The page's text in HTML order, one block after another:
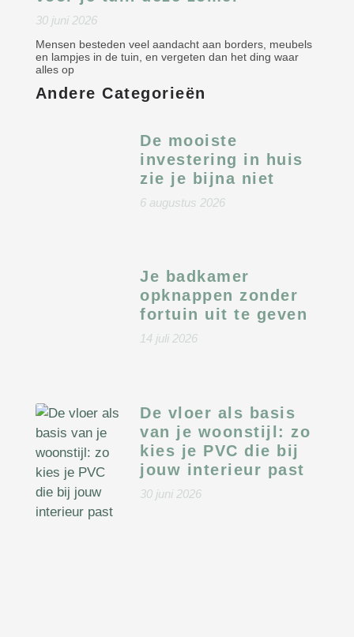
30 juni 2026
Mensen besteden veel aandacht aan borders, meubels
en lampjes in de tuin, en vergeten dan het ding waar
alles op
Andere Categorieën
De mooiste
investering in huis
zie je bijna niet
6 augustus 2026
Je badkamer
opknappen zonder
fortuin uit te geven
14 juli 2026
De vloer als basis
van je woonstijl: zo
kies je PVC die bij
jouw interieur past
30 juni 2026